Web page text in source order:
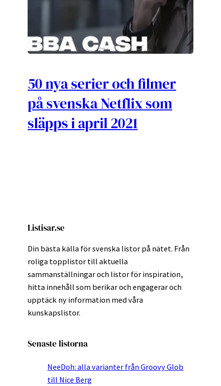
50 nya serier och filmer
på svenska Netflix som
släpps i april 2021
Listisar.se
Din bästa källa för svenska listor på nätet. Från
roliga topplistor till aktuella
sammanställningar och listor för inspiration,
hitta innehåll som berikar och engagerar och
upptäck ny information med våra
kunskapslistor.
Senaste listorna
NeeDoh: alla varianter från Groovy Glob
till Nice Berg